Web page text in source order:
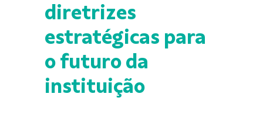
diretrizes
estratégicas para
o futuro da
instituição